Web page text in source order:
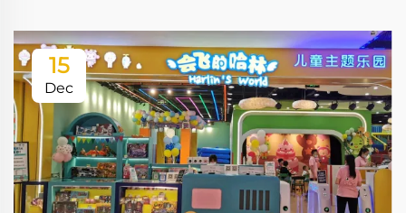
15
Dec